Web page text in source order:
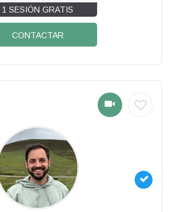
1 SESIÓN GRATIS
CONTACTAR